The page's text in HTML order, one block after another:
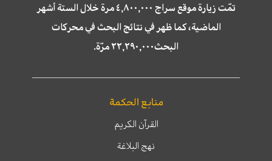
تمّت زيارة موقع سراج ٤,٨٠٠,٠٠٠ مرة خلال الستة أشهر
الماضية، كما ظهر في نتائج البحث في محركات
البحث٢٢,٢٩٠,٠٠٠ مرّة.
منابع الحكمة
القرآن الكريم
نهج البلاغة